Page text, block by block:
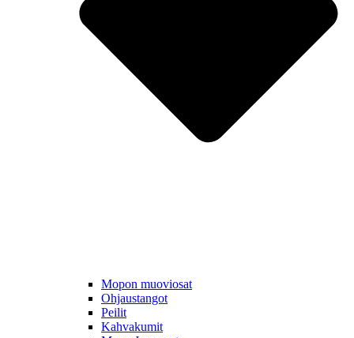
Mopon muoviosat
Ohjaustangot
Peilit
Kahvakumit